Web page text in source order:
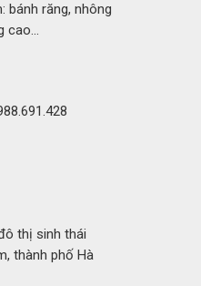
bánh răng, nhông
cao...
thị sinh thái
thành phố Hà